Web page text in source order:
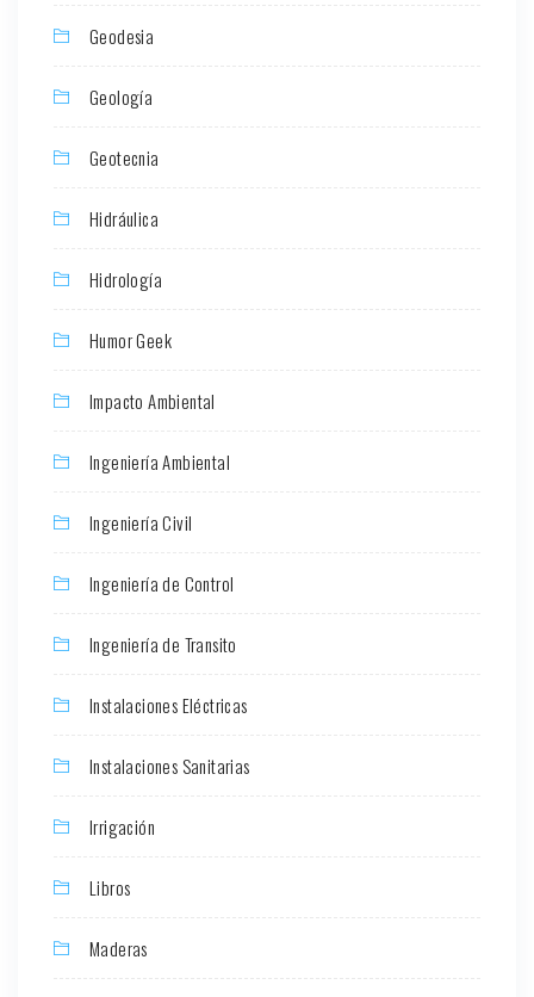
Geodesia
Geología
Geotecnia
Hidráulica
Hidrología
Humor Geek
Impacto Ambiental
Ingeniería Ambiental
Ingeniería Civil
Ingeniería de Control
Ingeniería de Transito
Instalaciones Eléctricas
Instalaciones Sanitarias
Irrigación
Libros
Maderas